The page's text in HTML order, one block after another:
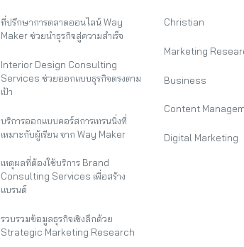
ที่ปรึกษาการตลาดออนไลน์ Way
Maker ช่วยนำธุรกิจสู่ความสำเร็จ
Interior Design Consulting
Services ช่วยออกแบบธุรกิจตรงตาม
เป้า
บริการออกแบบคอร์สการเทรนนิ่งที่
เหมาะกับผู้เรียน จาก Way Maker
เหตุผลที่ต้องใช้บริการ Brand
Consulting Services เพื่อสร้าง
แบรนด์
รวบรวมข้อมูลธุรกิจเชิงลึกด้วย
Strategic Marketing Research
Christian
Marketing
Business
Content
Digital Marketing